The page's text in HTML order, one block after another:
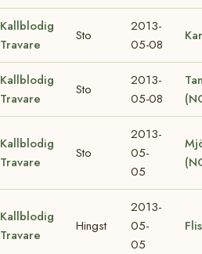
Kallblodig
Travare
Sto
2013-
05-08
Kallblodig
Travare
Sto
2013-
05-08
Kallblodig
Travare
Sto
2013-
05-
05
Kallblodig
Travare
Hingst
2013-
05-
05